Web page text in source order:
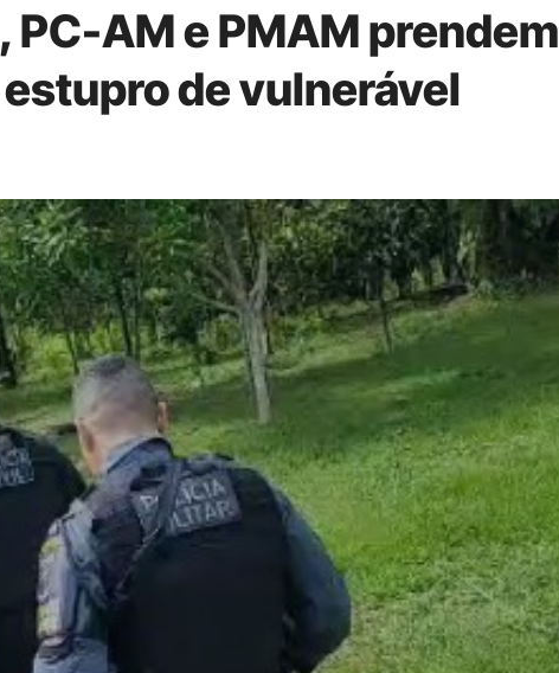
PC-AM e PMAM prendem
de vulnerável